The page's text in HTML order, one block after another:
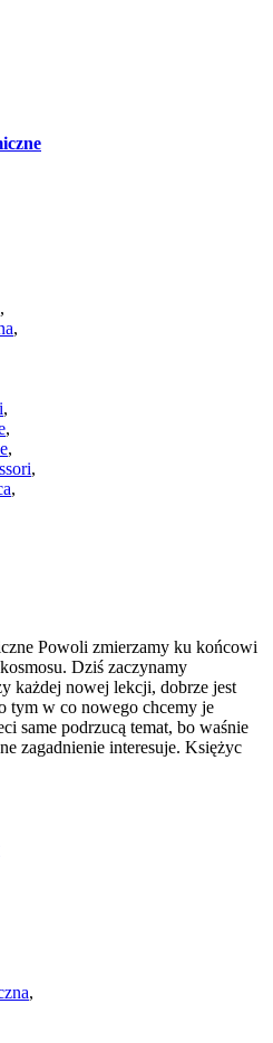
,
,
,
,
,
,
,
Powoli zmierzamy ku końcowi
Dziś zaczynamy
każdej nowej lekcji, dobrze jest
tym w co nowego chcemy je
same podrzucą temat, bo waśnie
zagadnienie interesuje. Księżyc
,